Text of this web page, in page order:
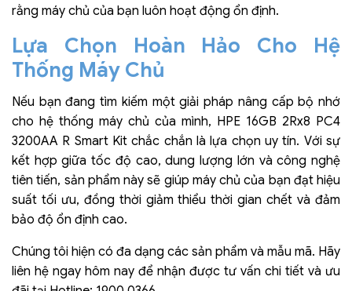
rằng máy chủ của bạn luôn hoạt động ổn định.
Lựa Chọn Hoàn Hảo Cho Hệ
Thống Máy Chủ
Nếu bạn đang tìm kiếm một giải pháp nâng cấp bộ nhớ
cho hệ thống máy chủ của mình, HPE 16GB 2Rx8 PC4
3200AA R Smart Kit chắc chắn là lựa chọn uy tín. Với sự
kết hợp giữa tốc độ cao, dung lượng lớn và công nghệ
tiên tiến, sản phẩm này sẽ giúp máy chủ của bạn đạt hiệu
suất tối ưu, đồng thời giảm thiểu thời gian chết và đảm
bảo độ ổn định cao.
Chúng tôi hiện có đa dạng các sản phẩm và mẫu mã. Hãy
liên hệ ngay hôm nay để nhận được tư vấn chi tiết và ưu